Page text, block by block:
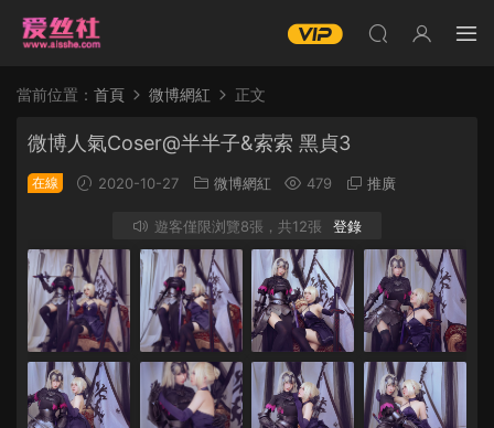
當前位置： 首頁 微博網紅 正文
微博人氣Coser@半半子&索索 黑貞3
在線 2020-10-27 微博網紅 479 推廣
遊客僅限浏覽8張，共12張 登錄